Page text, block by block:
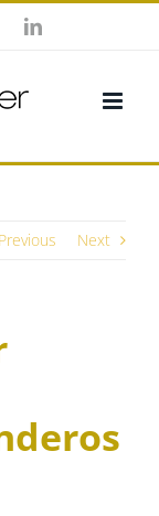
Twitter
Previous Next